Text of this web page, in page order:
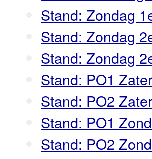
Stand: Zondag
Stand: Zondag
Stand: Zondag
Stand: PO1
Stand: PO2
Stand: PO1
Stand: PO2